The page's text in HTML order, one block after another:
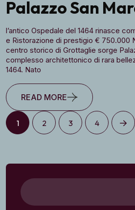
Palazzo San
l’antico Ospedale del 1464 rinasce
e Ristorazione di prestigio € 750.000
centro storico di Grottaglie sorge
complesso architettonico di rara
1464. Nato
READ MORE
1 2 3 4